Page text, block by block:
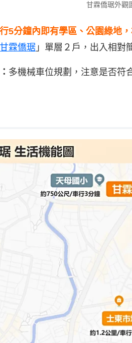
甘霖僑琚外觀
5分鐘內即有學區、公園綠地
甘霖僑琚 」單層２戶，出入相對
多機械車位規劃，注意是否符